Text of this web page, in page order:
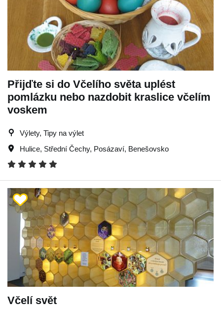
Přijďte si do Včelího světa uplést
pomlázku nebo nazdobit kraslice včelím
voskem
Výlety, Tipy na výlet
Hulice, Střední Čechy, Posázaví, Benešovsko
Včelí svět